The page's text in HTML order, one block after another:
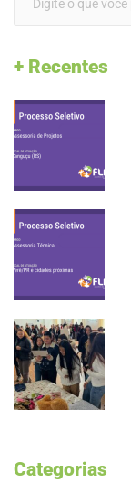
+ Recentes
Categorias